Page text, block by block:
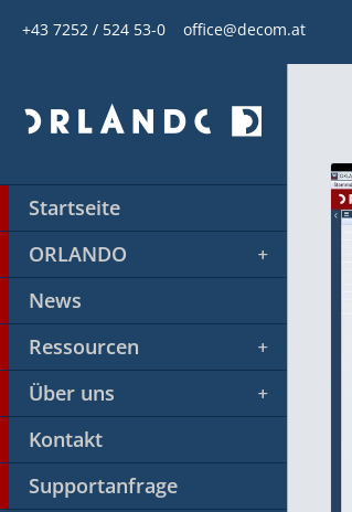
+43 7252 / 524 53-0 office@decom.at
Startseite
ORLANDO
News
Ressourcen
Über uns
Kontakt
Supportanfrage